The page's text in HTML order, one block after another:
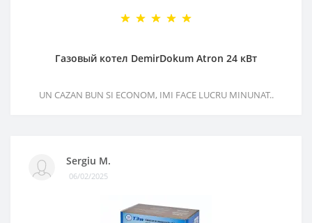
Газовый котел DemirDokum Atron 24 кВт
UN CAZAN BUN SI ECONOM, IMI FACE LUCRU MINUNAT..
Sergiu M.
06/02/2025